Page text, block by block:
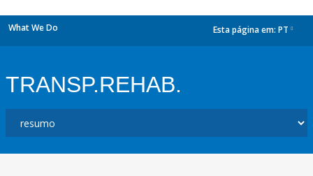
What We Do Esta página em: PT
TRANSP.REHAB.